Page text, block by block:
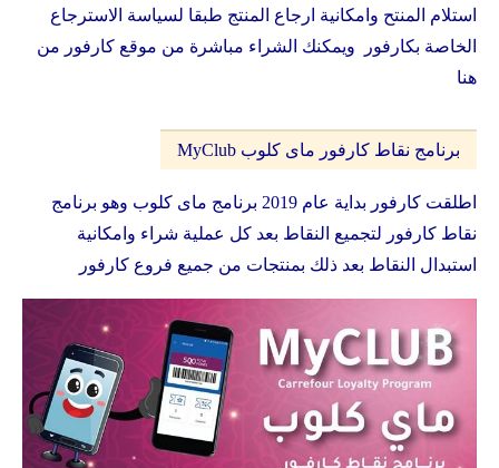
استلام المنتح وامكانية ارجاع المنتج طبقا لسياسة الاسترجاع
الخاصة بكارفور ويمكنك الشراء مباشرة من موقع كارفور من
هنا
برنامج نقاط كارفور ماى كلوب MyClub
اطلقت كارفور بداية عام 2019 برنامج ماى كلوب وهو برنامج
نقاط كارفور لتجميع النقاط بعد كل عملية شراء وامكانية
استبدال النقاط بعد ذلك بمنتجات من جميع فروع كارفور